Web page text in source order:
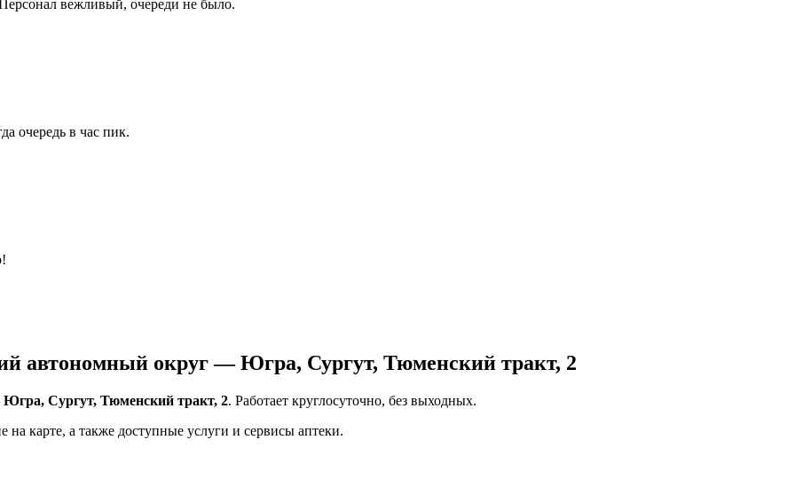
вежливый, очереди не было.
очередь в час пик.
автономный округ — Югра, Сургут, Тюменский тракт, 2
Сургут, Тюменский тракт, 2. Работает круглосуточно, без выходных.
карте, а также доступные услуги и сервисы аптеки.